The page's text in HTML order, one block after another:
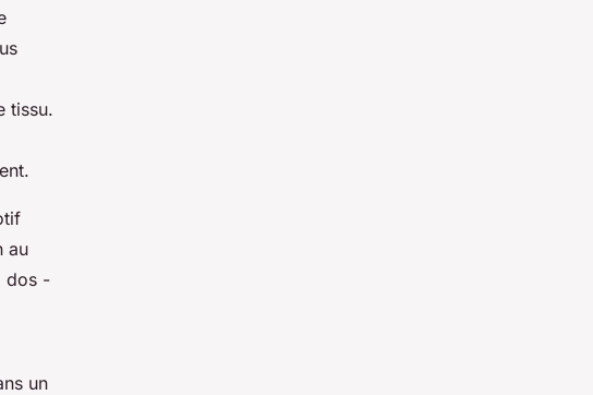
tissu.
au
dos -
un